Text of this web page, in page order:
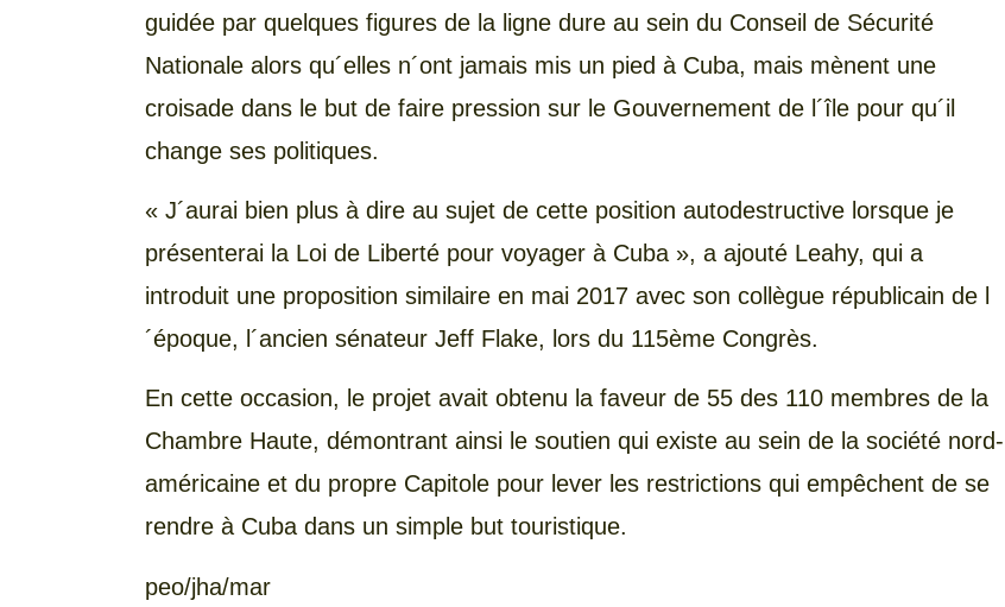
guidée par quelques figures de la ligne dure au sein du Conseil de Sécurité
Nationale alors qu´elles n´ont jamais mis un pied à Cuba, mais mènent une
croisade dans le but de faire pression sur le Gouvernement de l´île pour qu´il
change ses politiques.
« J´aurai bien plus à dire au sujet de cette position autodestructive lorsque je
présenterai la Loi de Liberté pour voyager à Cuba », a ajouté Leahy, qui a
introduit une proposition similaire en mai 2017 avec son collègue républicain de l
´époque, l´ancien sénateur Jeff Flake, lors du 115ème Congrès.
En cette occasion, le projet avait obtenu la faveur de 55 des 110 membres de la
Chambre Haute, démontrant ainsi le soutien qui existe au sein de la société nord-
américaine et du propre Capitole pour lever les restrictions qui empêchent de se
rendre à Cuba dans un simple but touristique.
peo/jha/mar